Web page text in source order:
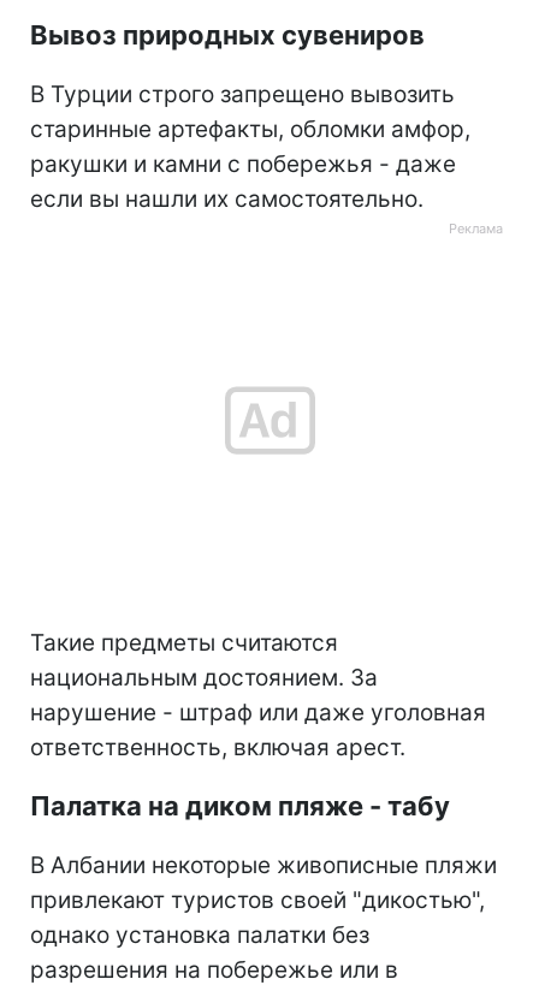
Вывоз природных сувениров
В Турции строго запрещено вывозить
старинные артефакты, обломки амфор,
ракушки и камни с побережья - даже
если вы нашли их самостоятельно.
Такие предметы считаются
национальным достоянием. За
нарушение - штраф или даже уголовная
ответственность, включая арест.
Палатка на диком пляже - табу
В Албании некоторые живописные пляжи
привлекают туристов своей "дикостью",
однако установка палатки без
разрешения на побережье или в